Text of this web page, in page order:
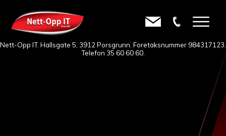
Nett-Opp IT. Hallsgate 5, 3912 Porsgrunn. Foretaksnummer 984317123.
Telefon 35 60 60 60